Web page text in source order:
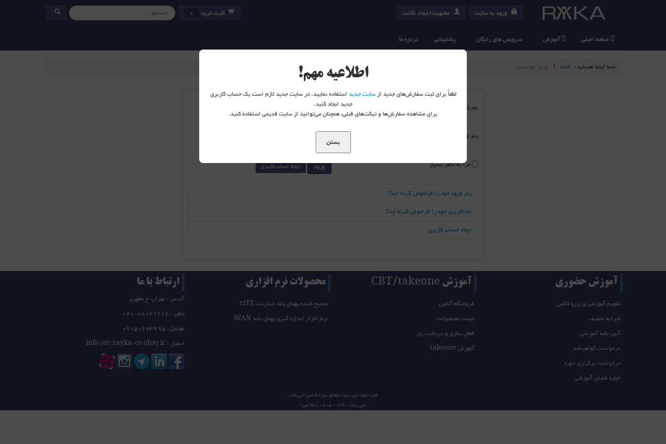
ورود به سایت عضویت/ایجاد اکانت کارت خرید 0
صفحه اصلی آموزش سرویس های رایگان پشتیبانی درباره ما
شما اینجا هستید: خانه ورود به سایت
نام کاربری
رمز ورود
مرا به خاطر بسپار ورود ایجاد حساب کاربری
رمز ورود خود را فراموش کرده اید؟
نام کاربری خود را فراموش کرده اید؟
ایجاد حساب کاربری
آموزش حضوری
تقویم آموزشی و رزرو کلاس
شرایط تخفیف
آئین نامه آموزشی
درخواست گواهینامه
درخواست برگزاری دوره
اجاره فضای آموزشی
آموزش CBT/takeone
فروشگاه آنلاین
لیست محصولات
فعال سازی و دریافت رمز
آموزش takeone
محصولات نرم افزاری
تجمیع کننده پهنای باند اینترنت rITE
نرم افزار اندازه گیری پهنای باند WAN
ارتباط با ما
آدرس : تهران، خ مطهری
تلفن : 21-88041286
0
موبایل: 09050673695
ایمیل : info [at] rayka-co [dot] ir
کلیه حقوق این سایت متعلق بهرایکا امپرامی باشد
کپی رایت 1391 - 1405
رایکا امپرا
اطلاعیه مهم!
لطفاً برای ثبت سفارش‌های جدید ازسایت جدیداستفاده نمایید. در سایت جدید لازم است یک حساب کاربری
جدید ایجاد کنید.
برای مشاهده سفارش‌ها و تیکت‌های قبلی، همچنان می‌توانید از سایت قدیمی استفاده کنید.
بستن